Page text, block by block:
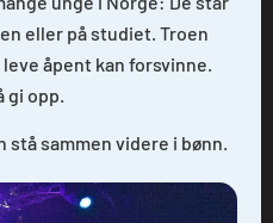
eller på studiet. Troen
åpent kan forsvinne.
gi opp.
stå sammen videre i bønn.